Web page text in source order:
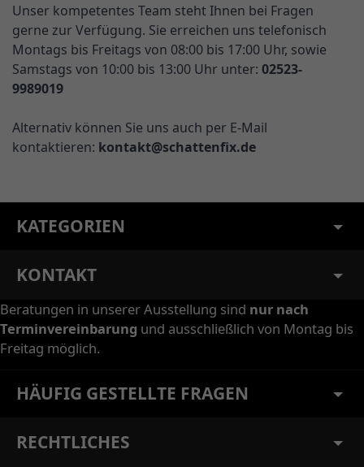
Unser kompetentes Team steht Ihnen bei Fragen
gerne zur Verfügung. Sie erreichen uns telefonisch
Montags bis Freitags von 08:00 bis 17:00 Uhr, sowie
Samstags von 10:00 bis 13:00 Uhr unter: 02523-
9989019
Alternativ können Sie uns auch per E-Mail
kontaktieren: kontakt@schattenfix.de
KATEGORIEN
KONTAKT
Beratungen in unserer Ausstellung sind nur nach
Terminvereinbarung und ausschließlich von Montag bis
Freitag möglich.
HÄUFIG GESTELLTE FRAGEN
RECHTLICHES